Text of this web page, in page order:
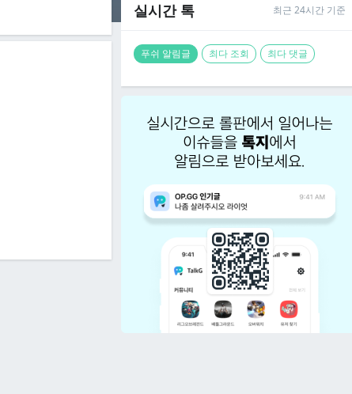
실시간 톡 최근 24시간 기준
푸쉬 알림글 최다 조회 최다 댓글